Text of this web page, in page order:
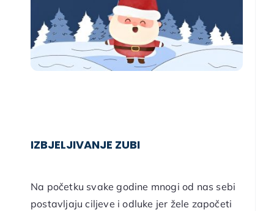
IZBJELJIVANJE ZUBI
Na početku svake godine mnogi od nas sebi
postavljaju ciljeve i odluke jer žele započeti